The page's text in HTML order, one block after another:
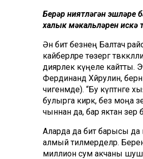
Берәр ниятләгән эшләре
халык мәкальләрен искә
Әнә бит безнең Балтач
кайберләре төзергә
диярлек күңеле кайтты.
Фердинанд Хәйрулин,
чигенмәде). “Бу
булырга кирәк, без моңа
чыннан да, бар яктан әзер
Аларда да бит барысы да
алмый тилмерделәр.
миллион сум акчаны шушы